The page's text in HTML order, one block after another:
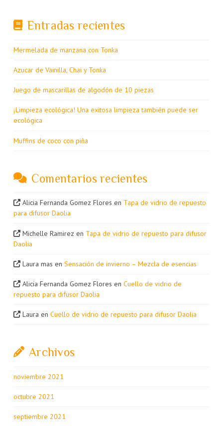
Entradas recientes
Mermelada de manzana con Tonka
Azucar de Vainilla, Chai y Tonka
Juego de mascarillas de algodón de 10 piezas
¡Limpieza ecológica! Una exitosa limpieza también puede ser
ecológica
Muffins de coco con piña
Comentarios recientes
Alicia Fernanda Gomez Flores en Tapa de vidrio de repuesto
para difusor Daolia
Michelle Ramirez en Tapa de vidrio de repuesto para difusor
Daolia
Laura mas enSensación de invierno – Mezcla de esencias
Alicia Fernanda Gomez Flores enCuello de vidrio de
repuesto para difusor Daolia
Laura enCuello de vidrio de repuesto para difusor Daolia
Archivos
noviembre 2021
octubre 2021
septiembre 2021